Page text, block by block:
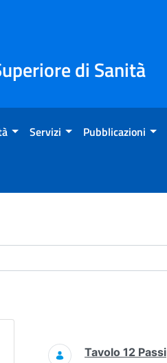
di Sanità
Servizi Pubblicazioni
- Archivio
Ricerca
Tavolo 12 Passi